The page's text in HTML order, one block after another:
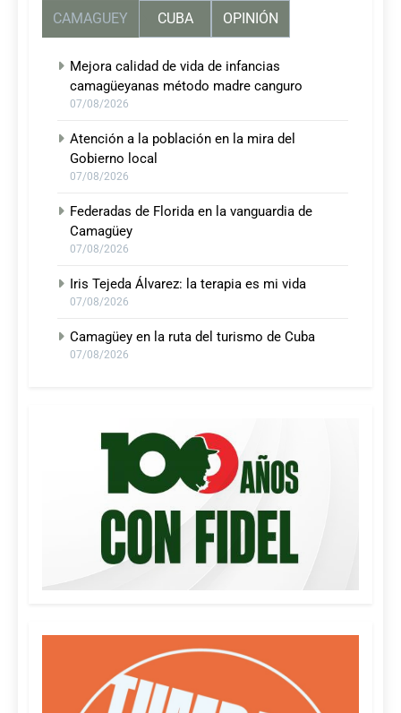
CAMAGUEY CUBA OPINIÓN
Mejora calidad de vida de infancias
camagüeyanas método madre canguro
07/08/2026
Atención a la población en la mira del
Gobierno local
07/08/2026
Federadas de Florida en la vanguardia de
Camagüey
07/08/2026
Iris Tejeda Álvarez: la terapia es mi vida
07/08/2026
Camagüey en la ruta del turismo de Cuba
07/08/2026